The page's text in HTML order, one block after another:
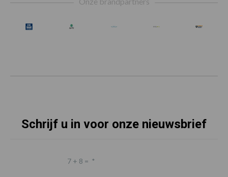
Schrijf u in voor onze nieuwsbrief
7 + 8 = *